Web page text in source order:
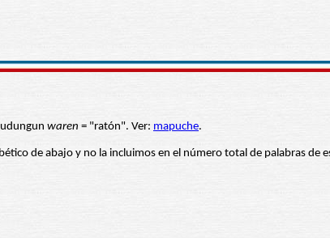
waren = "ratón". Ver: mapuche.
de abajo y no la incluimos en el número total de palabras de